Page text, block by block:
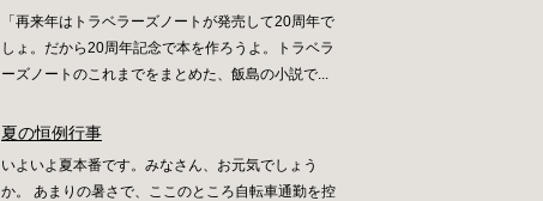
「再来年はトラベラーズノートが発売して20周年で
しょ。だから20周年記念で本を作ろうよ。トラベラ
ーズノートのこれまでをまとめた、飯島の小説で...
夏の恒例行事
いよいよ夏本番です。みなさん、お元気でしょう
か。 あまりの暑さで、ここのところ自転車通勤を控